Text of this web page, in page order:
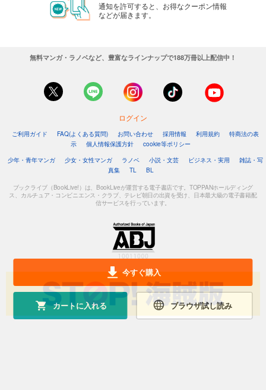
今すぐ購入
カートに入れる ブラウザ試し読み
通知を許可すると、お得なクーポン情報
などが届きます。
無料マンガ・ラノベなど、豊富なラインナップで188万冊以上配信中！
ログイン
ご利用ガイド FAQ(よくある質問) お問い合わせ 採用情報 利用規約
特商法の表
示
個人情報保護方針
cookie等ポリシー
少年・青年マンガ
少女・女性マンガ ラノベ 小説・文芸 ビジネス・実用
雑誌・写
真集
TL BL
ブックライブ（BookLive!）は、BookLiveが運営する電子書店です。TOPPANホールディング
ス、カルチュア・コンビニエンス・クラブ、テレビ朝日の出資を受け、日本最大級の電子書籍配
信サービスを行っています。